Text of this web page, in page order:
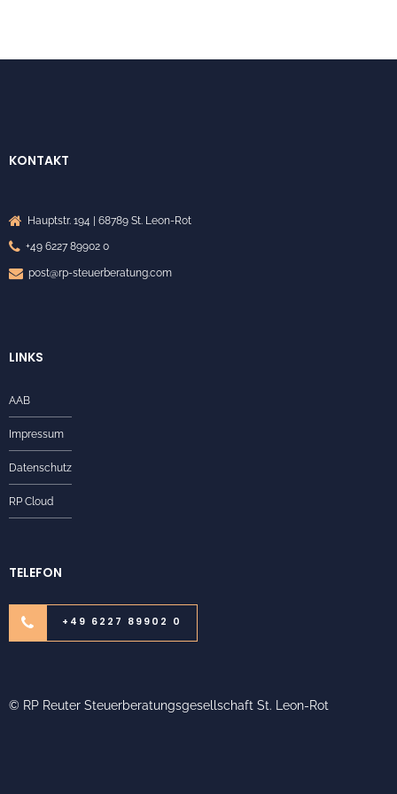
KONTAKT
Hauptstr. 194 | 68789 St. Leon-Rot
+49 6227 89902 0
post@rp-steuerberatung.com
LINKS
AAB
Impressum
Datenschutz
RP Cloud
TELEFON
+49 6227 89902 0
© RP Reuter Steuerberatungsgesellschaft St. Leon-Rot